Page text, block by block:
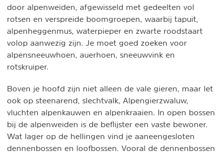
door alpenweiden, afgewisseld met gedeelten vol
rotsen en verspreide boomgroepen, waarbij tapuit,
alpenheggenmus, waterpieper en zwarte roodstaart
volop aanwezig zijn. Je moet goed zoeken voor
alpensneeuwhoen, auerhoen, sneeuwvink en
rotskruiper.
Boven je hoofd zijn niet alleen de vale gieren, maar let
ook op steenarend, slechtvalk, Alpengierzwaluw,
vluchten alpenkauwen en alpenkraaien. In open bossen
bij de alpenweiden is de beflijster een vaste bewoner.
Wat lager op de hellingen vind je aaneengesloten
dennenbossen en loofbossen. Vooral de dennenbossen